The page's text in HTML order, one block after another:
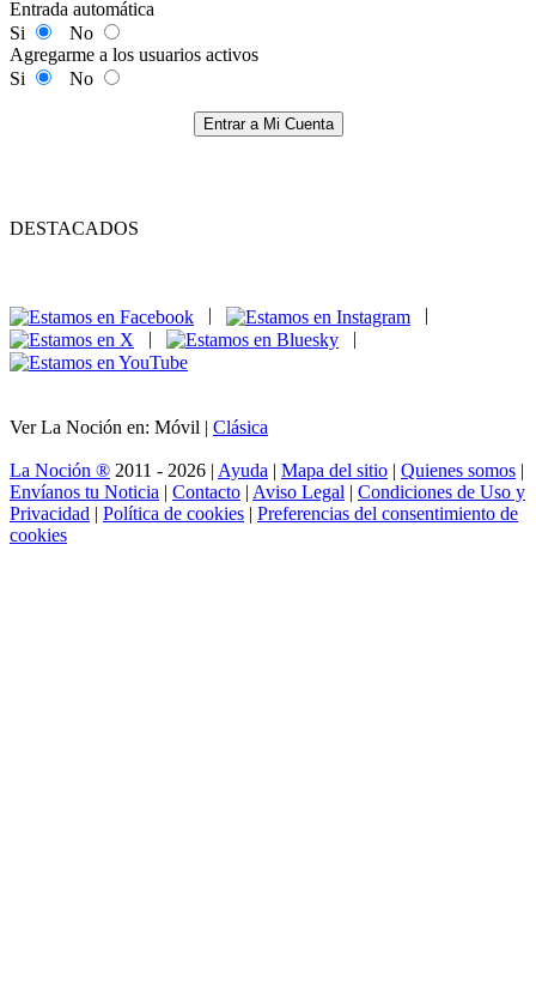
Entrada automática
Si
No
Agregarme a los usuarios activos
Si
No
Entrar a Mi Cuenta
DESTACADOS
|
|
Ver La Noción en: Móvil | Clásica
La Noción ® 2011 - 2026 | Ayuda | Mapa del sitio | Quienes somos |
Envíanos tu Noticia | Contacto | Aviso Legal | Condiciones de Uso y
Privacidad | Política de cookies | Preferencias del consentimiento de
cookies